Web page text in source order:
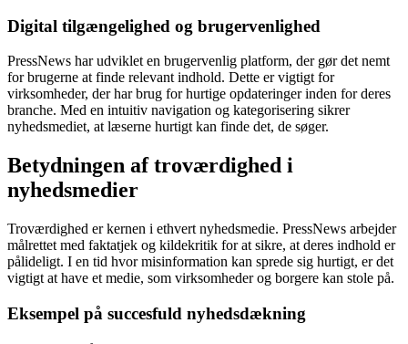
Digital tilgængelighed og brugervenlighed
PressNews har udviklet en brugervenlig platform, der gør det nemt
for brugerne at finde relevant indhold. Dette er vigtigt for
virksomheder, der har brug for hurtige opdateringer inden for deres
branche. Med en intuitiv navigation og kategorisering sikrer
nyhedsmediet, at læserne hurtigt kan finde det, de søger.
Betydningen af troværdighed i
nyhedsmedier
Troværdighed er kernen i ethvert nyhedsmedie. PressNews arbejder
målrettet med faktatjek og kildekritik for at sikre, at deres indhold er
pålideligt. I en tid hvor misinformation kan sprede sig hurtigt, er det
vigtigt at have et medie, som virksomheder og borgere kan stole på.
Eksempel på succesfuld nyhedsdækning